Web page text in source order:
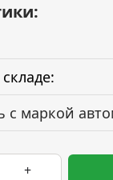
с маркой
+